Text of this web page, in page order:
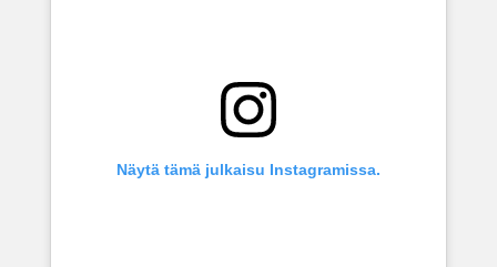
Näytä tämä julkaisu Instagramissa.